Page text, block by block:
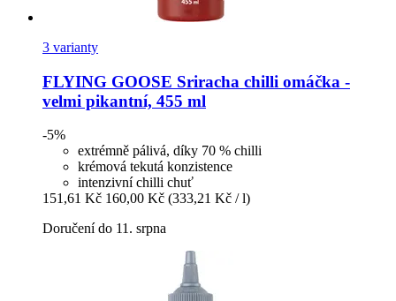
3 varianty
FLYING GOOSE Sriracha chilli omáčka -​
velmi pikantní, 455 ml
-5%
extrémně pálivá, díky 70 % chilli
krémová tekutá konzistence
intenzivní chilli chuť
151,61 Kč 160,00 Kč (333,21 Kč / l)
Doručení do 11. srpna